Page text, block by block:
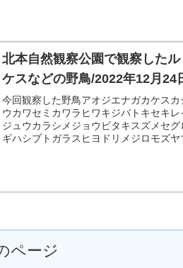
北本自然観察公園で観察した
ケスなどの野鳥/2022年12月24
今回観察した野鳥アオジエナガカケスカ
ウカワセミカワラヒワキジバトキセキ
ジュウカラシメジョウビタキスズメセ
ギハシブトガラスヒヨドリメジロモズヤ
ページ